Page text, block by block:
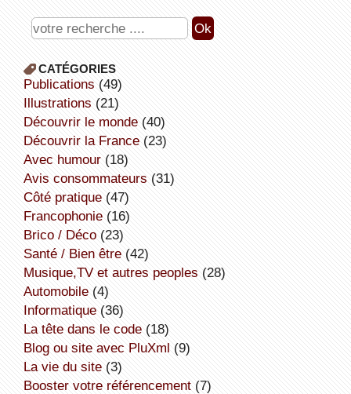
CATÉGORIES
publications (49)
illustrations (21)
découvrir le monde(40)
découvrir la France(23)
avec humour(18)
avis consommateurs (31)
côté pratique(47)
Francophonie(16)
Brico / Déco(23)
Santé / Bien être(42)
Musique,TV et autres peoples (28)
Automobile(4)
informatique(36)
la tête dans le code(18)
Blog ou site avec PluXml (9)
la vie du site(3)
booster votre référencement(7)